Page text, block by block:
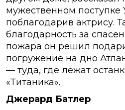
мужественном поступке
поблагодарив актрису.
благодарность за
пожара он решил
погружение на дно
— туда, где лежат
«Титаника».
Джерард Батлер